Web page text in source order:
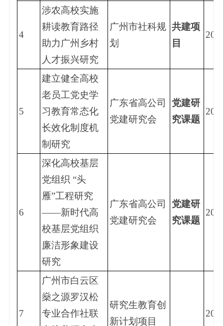
4
涉农高校实施
耕读教育路径
助力广州乡村
人才振兴研究
广州市社科规
划
共建项
目
5
建立健全高校
老员工党史学
习教育常态化
长效化制度机
制研究
广东省高公司
党建研究会
党建研
究课题
6
深化高校基层
党组织 “头
雁”工程研究
——新时代高
校基层党组织
廉洁形象建设
研究
广东省高公司
党建研究会
党建研
究课题
7
广州市白云区
燊之源罗汉松
专业合作社联
研究生教育创
新计划项目